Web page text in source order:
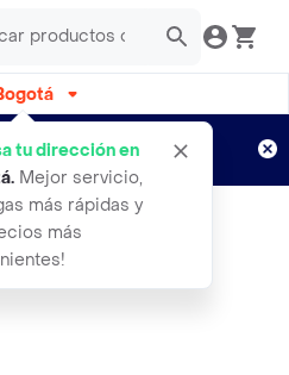
tu dirección en
. Mejor servicio,
más rápidas y
más
semanas
Aplican TyC
Masajes